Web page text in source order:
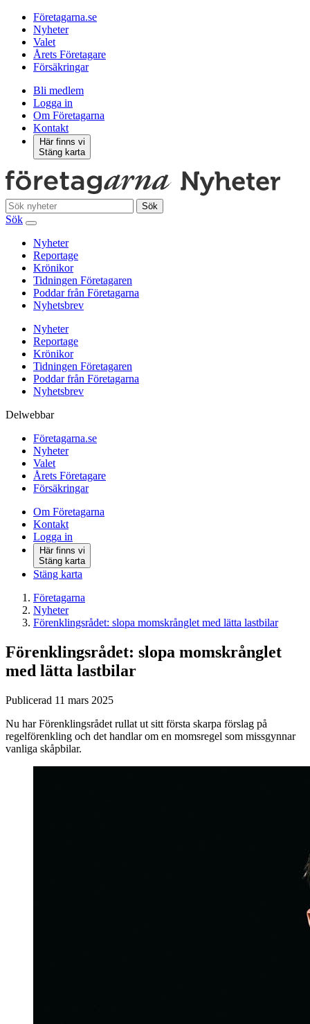
Företagarna.se
Nyheter
Valet
Årets Företagare
Försäkringar
Bli medlem
Logga in
Om Företagarna
Kontakt
Här finns vi
Stäng karta
Sök
Sök
Nyheter
Reportage
Krönikor
Tidningen Företagaren
Poddar från Företagarna
Nyhetsbrev
Nyheter
Reportage
Krönikor
Tidningen Företagaren
Poddar från Företagarna
Nyhetsbrev
Delwebbar
Företagarna.se
Nyheter
Valet
Årets Företagare
Försäkringar
Om Företagarna
Kontakt
Logga in
Här finns vi
Stäng karta
Stäng karta
Företagarna
Nyheter
Förenklingsrådet: slopa momskrånglet med lätta lastbilar
Förenklingsrådet: slopa momskrånglet
med lätta lastbilar
Publicerad 11 mars 2025
Nu har Förenklingsrådet rullat ut sitt första skarpa förslag på
regelförenkling och det handlar om en momsregel som missgynnar
vanliga skåpbilar.